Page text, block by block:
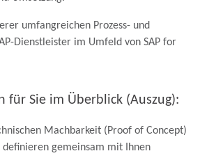
umfangreichen Prozess- und
Dienstleister im Umfeld von SAP for
für Sie im Überblick (Auszug):
Machbarkeit (Proof of Concept)
gemeinsam mit Ihnen